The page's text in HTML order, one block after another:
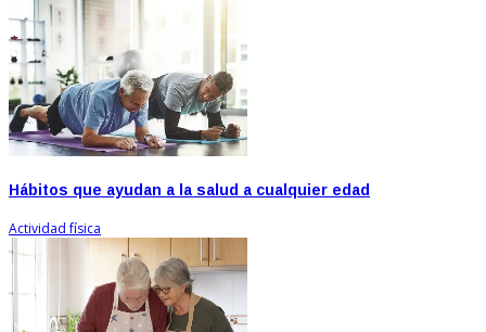
Hábitos que ayudan a la salud a cualquier edad
Actividad física